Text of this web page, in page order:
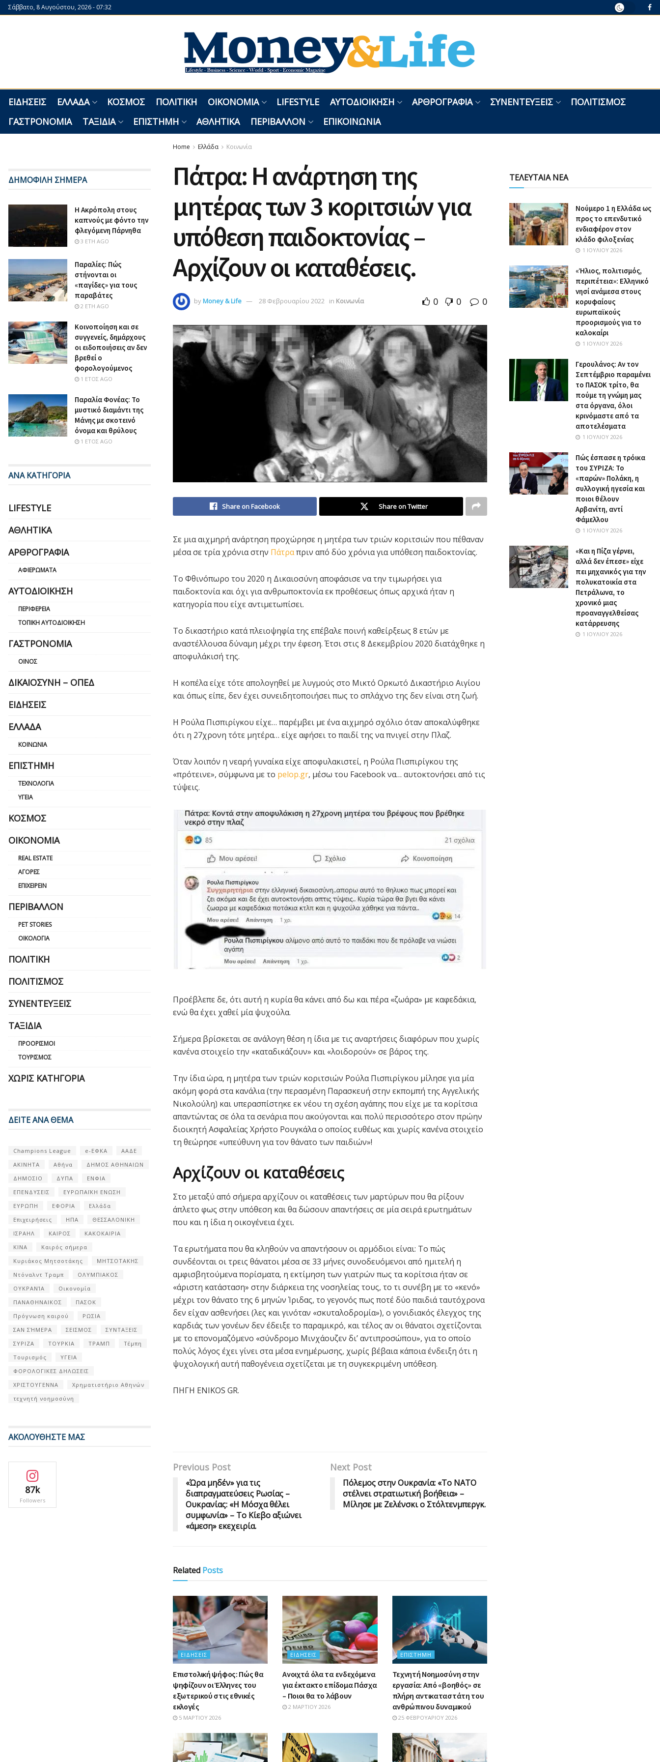
Σάββατο, 8 Αυγούστου, 2026 - 07:32
ΕΙΔΉΣΕΙΣ ΕΛΛΆΔΑ ΚΌΣΜΟΣ ΠΟΛΙΤΙΚΉ ΟΙΚΟΝΟΜΊΑ LIFESTYLE ΑΥΤΟΔΙΟΊΚΗΣΗ ΑΡΘΡΟΓΡΑΦΊΑ ΣΥΝΕΝΤΕΎΞΕΙΣ
ΠΟΛΙΤΙΣΜΌΣ
ΓΑΣΤΡΟΝΟΜΊΑ
ΤΑΞΊΔΙΑ ΕΠΙΣΤΉΜΗ ΑΘΛΗΤΙΚΆ ΠΕΡΙΒΆΛΛΟΝ ΕΠΙΚΟΙΝΩΝΊΑ
Home Ελλάδα Κοινωνία
Πάτρα: Η ανάρτηση της
μητέρας των 3 κοριτσιών για
υπόθεση παιδοκτονίας –
Αρχίζουν οι καταθέσεις.
byMoney & Life 28 Φεβρουαρίου 2022 in Κοινωνία 0 0 0
Share on Facebook Share on Twitter
Σε μια αιχμηρή ανάρτηση προχώρησε η μητέρα των τριών κοριτσιών που πέθαναν
μέσα σε τρία χρόνια στην Πάτραπριν από δύο χρόνια για υπόθεση παιδοκτονίας.
Το Φθινόπωρο του 2020 η Δικαιοσύνη αποφάσισε να την τιμωρήσει για
παιδοκτονία και όχι για ανθρωποκτονία εκ προθέσεως όπως αρχικά ήταν η
κατηγορία που είχε αντιμετωπίσει.
Το δικαστήριο κατά πλειοψηφία της επέβαλε ποινή καθείρξεως 8 ετών με
αναστέλλουσα δύναμη μέχρι την έφεση. Έτσι στις 8 Δεκεμβρίου 2020 διατάχθηκε η
αποφυλάκισή της.
Η κοπέλα είχε τότε απολογηθεί με λυγμούς στο Μικτό Ορκωτό Δικαστήριο Αιγίου
και όπως είπε, δεν έχει συνειδητοποιήσει πως το σπλάχνο της δεν είναι στη ζωή.
Η Ρούλα Πισπιρίγκου είχε… παρέμβει με ένα αιχμηρό σχόλιο όταν αποκαλύφθηκε
ότι η 27χρονη τότε μητέρα… είχε αφήσει το παιδί της να πνιγεί στην Πλαζ.
Όταν λοιπόν η νεαρή γυναίκα είχε αποφυλακιστεί, η Ρούλα Πισπιρίγκου της
«πρότεινε», σύμφωνα με το pelop.gr, μέσω του Facebook να… αυτοκτονήσει από τις
τύψεις.
Προέβλεπε δε, ότι αυτή η κυρία θα κάνει από δω και πέρα «ζωάρα» με καφεδάκια,
ενώ θα έχει χαθεί μία ψυχούλα.
Σήμερα βρίσκεται σε ανάλογη θέση η ίδια με τις αναρτήσεις διαφόρων που χωρίς
κανένα στοιχείο την «καταδικάζουν» και «λοιδορούν» σε βάρος της.
Την ίδια ώρα, η μητέρα των τριών κοριτσιών Ρούλα Πισπιρίγκου μίλησε για μία
ακόμη φορά στα κανάλια (την περασμένη Παρασκευή στην εκπομπή της Αγγελικής
Νικολούλη) και υπερασπίστηκε εκ νέου τη σχέση αγάπης που είχε με τα κορίτσια
απαντώντας σε όλα τα σενάρια που ακούγονται και πολύ περισσότερο στον πρώην
διοικητή Ασφαλείας Χρήστο Ρουγκάλα ο οποίος ευθέως και χωρίς κανένα στοιχείο
τη θεώρησε «υπεύθυνη για τον θάνατο των παιδιών»!
Αρχίζουν οι καταθέσεις
Στο μεταξύ από σήμερα αρχίζουν οι καταθέσεις των μαρτύρων που θα ρίξουν
άπλετο φως στην υπόθεση και θα δώσουν απαντήσεις σε μία σειρά ερωτημάτων
που και η ίδια η οικογένεια έχει.
Τα ερωτήματα που θα κληθούν να απαντήσουν οι αρμόδιοι είναι: Το πώς
συνδέονται οι τρεις θάνατοι μέσα σε 33 μήνες συνοδευόμενοι από ημιτελή η
αμφισβητούμενα πορίσματα, η εκτίμηση των γιατρών πως τα κορίτσια ήταν σε
«άριστη κατάσταση» στην διάρκεια της νοσηλείας τους, το τι συνέβη με το «κενό»
μέχρι τον θάνατο της 6 μηνών Ίριδας, το γεγονός πως ποτέ δύο παιδιά ταυτόχρονα
δεν είχαν ασθενήσει (λες και γινόταν «σκυταλοδρομία»), ο γονιδιακός έλεγχος της
καρδιάς των γονέων δεν έδειξε το παραμικρό, και τέλος αν οι θάνατοι σχετίζονται
με το επονομαζόμενο «σύνδρομο Μινχάουζεν δι’ αντιπροσώπου», για το οποίο
πολύς λόγος έχει γίνει στα μέσα ενημέρωσης, χωρίς βέβαια κάποια ένδειξη ότι η
ψυχολογική αυτή παθογένεια σχετίζεται με τη συγκεκριμένη υπόθεση.
ΠΗΓΗ ENIKOS GR.
Previous Post
«Ώρα μηδέν» για τις
διαπραγματεύσεις Ρωσίας –
Ουκρανίας: «Η Μόσχα θέλει
συμφωνία» – Το Κίεβο αξιώνει
«άμεση» εκεχειρία.
Next Post
Πόλεμος στην Ουκρανία: «Το ΝΑΤΟ
στέλνει στρατιωτική βοήθεια» –
Μίλησε με Ζελένσκι ο Στόλτενμπεργκ.
Related Posts
ΕΙΔΉΣΕΙΣ
Επιστολική ψήφος: Πώς θα
ψηφίζουν οι Έλληνες του
εξωτερικού στις εθνικές
εκλογές
5 ΜΑΡΤΊΟΥ 2026
ΕΙΔΉΣΕΙΣ
Ανοιχτά όλα τα ενδεχόμενα
για έκτακτο επίδομα Πάσχα
– Ποιοι θα το λάβουν
2 ΜΑΡΤΊΟΥ 2026
ΕΠΙΣΤΉΜΗ
Τεχνητή Νοημοσύνη στην
εργασία: Από «βοηθός» σε
πλήρη αντικαταστάτη του
ανθρώπινου δυναμικού
25 ΦΕΒΡΟΥΑΡΊΟΥ 2026
ΔΗΜΟΦΙΛΗ ΣΗΜΕΡΑ
Η Ακρόπολη στους
καπνούς με φόντο την
φλεγόμενη Πάρνηθα
3 ΈΤΗ AGO
Παραλίες: Πώς
στήνονται οι
«παγίδες» για τους
παραβάτες
2 ΈΤΗ AGO
Κοινοποίηση και σε
συγγενείς, δημάρχους
οι ειδοποιήσεις αν δεν
βρεθεί ο
φορολογούμενος
1 ΈΤΟΣ AGO
Παραλία Φονέας: Το
μυστικό διαμάντι της
Μάνης με σκοτεινό
όνομα και θρύλους
1 ΈΤΟΣ AGO
ΑΝΑ ΚΑΤΗΓΟΡΙΑ
LIFESTYLE
ΑΘΛΗΤΙΚΆ
ΑΡΘΡΟΓΡΑΦΊΑ
ΑΦΙΕΡΏΜΑΤΑ
ΑΥΤΟΔΙΟΊΚΗΣΗ
ΠΕΡΙΦΈΡΕΙΑ
ΤΟΠΙΚΉ ΑΥΤΟΔΙΟΊΚΗΣΗ
ΓΑΣΤΡΟΝΟΜΊΑ
ΟΊΝΟΣ
ΔΙΚΑΙΟΣΎΝΗ – ΟΠΕΔ
ΕΙΔΉΣΕΙΣ
ΕΛΛΆΔΑ
ΚΟΙΝΩΝΊΑ
ΕΠΙΣΤΉΜΗ
ΤΕΧΝΟΛΟΓΊΑ
ΥΓΕΊΑ
ΚΌΣΜΟΣ
ΟΙΚΟΝΟΜΊΑ
REAL ESTATE
ΑΓΟΡΈΣ
ΕΠΙΧΕΙΡΕΊΝ
ΠΕΡΙΒΆΛΛΟΝ
PET STORIES
ΟΙΚΟΛΟΓΊΑ
ΠΟΛΙΤΙΚΉ
ΠΟΛΙΤΙΣΜΌΣ
ΣΥΝΕΝΤΕΎΞΕΙΣ
ΤΑΞΊΔΙΑ
ΠΡΟΟΡΙΣΜΟΊ
ΤΟΥΡΙΣΜΌΣ
ΧΩΡΊΣ ΚΑΤΗΓΟΡΊΑ
ΔΕΙΤΕ ΑΝΑ ΘΕΜΑ
Champions League e-ΕΦΚΑ
ΑΑΔΕ
ΑΚΙΝΗΤΑ
Αθήνα
ΔΗΜΟΣ ΑΘΗΝΑΙΩΝ
ΔΗΜΟΣΙΟ
ΔΥΠΑ
ΕΝΦΙΑ
ΕΠΕΝΔΥΣΕΙΣ
ΕΥΡΩΠΑΪΚΗ ΕΝΩΣΗ
ΕΥΡΩΠΗ
ΕΦΟΡΙΑ
Ελλάδα
Επιχειρήσεις
ΗΠΑ
ΘΕΣΣΑΛΟΝΙΚΗ
ΙΣΡΑΗΛ
ΚΑΙΡΟΣ
ΚΑΚΟΚΑΙΡΙΑ
ΚΙΝΑ
Καιρός σήμερα
Κυριάκος Μητσοτάκης
ΜΗΤΣΟΤΑΚΗΣ
Ντόναλντ Τραμπ
ΟΛΥΜΠΙΑΚΟΣ
ΟΥΚΡΑΝΊΑ
Οικονομία
ΠΑΝΑΘΗΝΑΙΚΟΣ
ΠΑΣΟΚ
Πρόγνωση καιρού
ΡΩΣΙΑ
ΣΑΝ ΣΉΜΕΡΑ
ΣΕΙΣΜΟΣ
ΣΥΝΤΑΞΕΙΣ
ΣΥΡΙΖΑ
ΤΟΥΡΚΙΑ ΤΡΑΜΠ
Τέμπη
Τουρισμός
ΥΓΕΙΑ
ΦΟΡΟΛΟΓΙΚΕΣ ΔΗΛΩΣΕΙΣ
ΧΡΙΣΤΟΥΓΕΝΝΑ
Χρηματιστήριο Αθηνών
τεχνητή νοημοσύνη
ΑΚΟΛΟΥΘΗΣΤΕ ΜΑΣ
87k
Followers
ΤΕΛΕΥΤΑΙΑ ΝΕΑ
Nούμερο 1 η Ελλάδα ως
προς το επενδυτικό
ενδιαφέρον στον
κλάδο φιλοξενίας
1 ΙΟΥΛΊΟΥ 2026
«Ήλιος, πολιτισμός,
περιπέτεια»: Ελληνικό
νησί ανάμεσα στους
κορυφαίους
ευρωπαϊκούς
προορισμούς για το
καλοκαίρι
1 ΙΟΥΛΊΟΥ 2026
Γερουλάνος: Αν τον
Σεπτέμβριο παραμένει
το ΠΑΣΟΚ τρίτο, θα
πούμε τη γνώμη μας
στα όργανα, όλοι
κρινόμαστε από τα
αποτελέσματα
1 ΙΟΥΛΊΟΥ 2026
Πώς έσπασε η τρόικα
του ΣΥΡΙΖΑ: Το
«παρών» Πολάκη, η
συλλογική ηγεσία και
ποιοι θέλουν
Αρβανίτη, αντί
Φάμελλου
1 ΙΟΥΛΊΟΥ 2026
«Και η Πίζα γέρνει,
αλλά δεν έπεσε» είχε
πει μηχανικός για την
πολυκατοικία στα
Πετράλωνα, το
χρονικό μιας
προαναγγελθείσας
κατάρρευσης
1 ΙΟΥΛΊΟΥ 2026